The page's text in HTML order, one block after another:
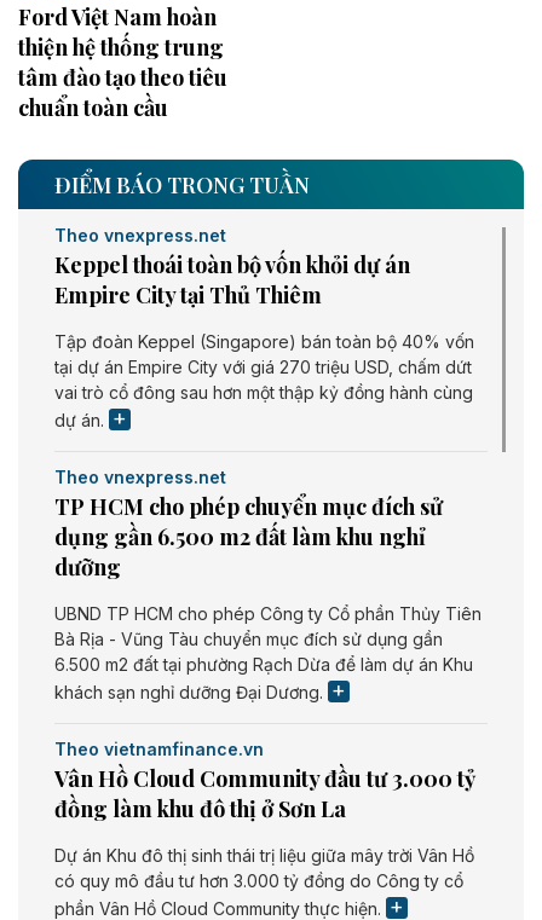
Ford Việt Nam hoàn
thiện hệ thống trung
tâm đào tạo theo tiêu
chuẩn toàn cầu
ĐIỂM BÁO TRONG TUẦN
Theo vnexpress.net
Keppel thoái toàn bộ vốn khỏi dự án
Empire City tại Thủ Thiêm
Tập đoàn Keppel (Singapore) bán toàn bộ 40% vốn
tại dự án Empire City với giá 270 triệu USD, chấm dứt
vai trò cổ đông sau hơn một thập kỷ đồng hành cùng
dự án.
Theo vnexpress.net
TP HCM cho phép chuyển mục đích sử
dụng gần 6.500 m2 đất làm khu nghỉ
dưỡng
UBND TP HCM cho phép Công ty Cổ phần Thủy Tiên
Bà Rịa - Vũng Tàu chuyển mục đích sử dụng gần
6.500 m2 đất tại phường Rạch Dừa để làm dự án Khu
khách sạn nghỉ dưỡng Đại Dương.
Theo vietnamfinance.vn
Vân Hồ Cloud Community đầu tư 3.000 tỷ
đồng làm khu đô thị ở Sơn La
Dự án Khu đô thị sinh thái trị liệu giữa mây trời Vân Hồ
có quy mô đầu tư hơn 3.000 tỷ đồng do Công ty cổ
phần Vân Hồ Cloud Community thực hiện.